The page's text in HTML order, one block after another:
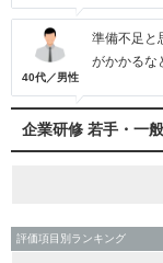
40代／男性
準備不足と
がかかるな
企業研修 若手・一
評価項目別ランキング